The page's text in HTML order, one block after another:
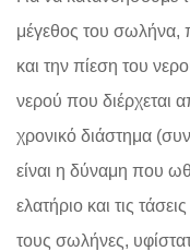
μέγεθος του σωλήνα,
και την πίεση του
νερού που διέρχεται
χρονικό διάστημα
είναι η δύναμη που
ελατήριο και τις
τους σωλήνες,